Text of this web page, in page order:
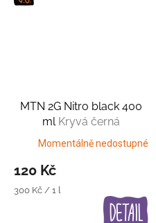
MTN 2G Nitro black 400
ml Kryvá černá
Momentálně nedostupné
120 Kč
Měrná
300 Kč / 1 l